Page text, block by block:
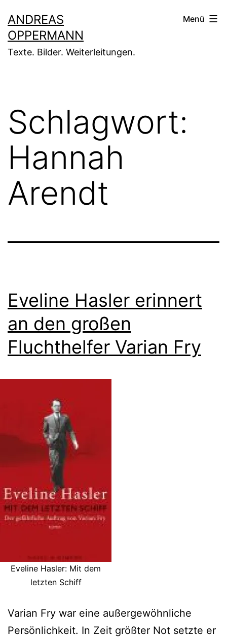
Inhalt
springen
ANDREAS
OPPERMANN
Texte. Bilder. Weiterleitungen.
Menü
Schlagwort:
Hannah
Arendt
Eveline Hasler erinnert
an den großen
Fluchthelfer Varian Fry
Eveline Hasler: Mit dem
letzten Schiff
Varian Fry war eine außergewöhnliche
Persönlichkeit. In Zeit größter Not setzte er